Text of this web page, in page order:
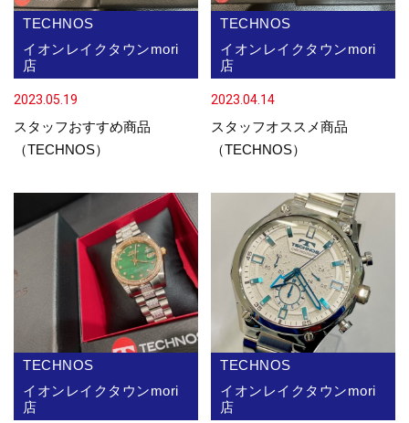
TECHNOS
イオンレイクタウンmori
店
2023.05.19
スタッフおすすめ商品
（TECHNOS）
TECHNOS
イオンレイクタウンmori
店
2023.04.14
スタッフオススメ商品
（TECHNOS）
TECHNOS
イオンレイクタウンmori
店
TECHNOS
イオンレイクタウンmori
店